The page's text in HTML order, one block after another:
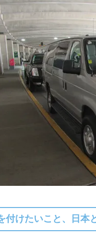
付けたいこと、日本